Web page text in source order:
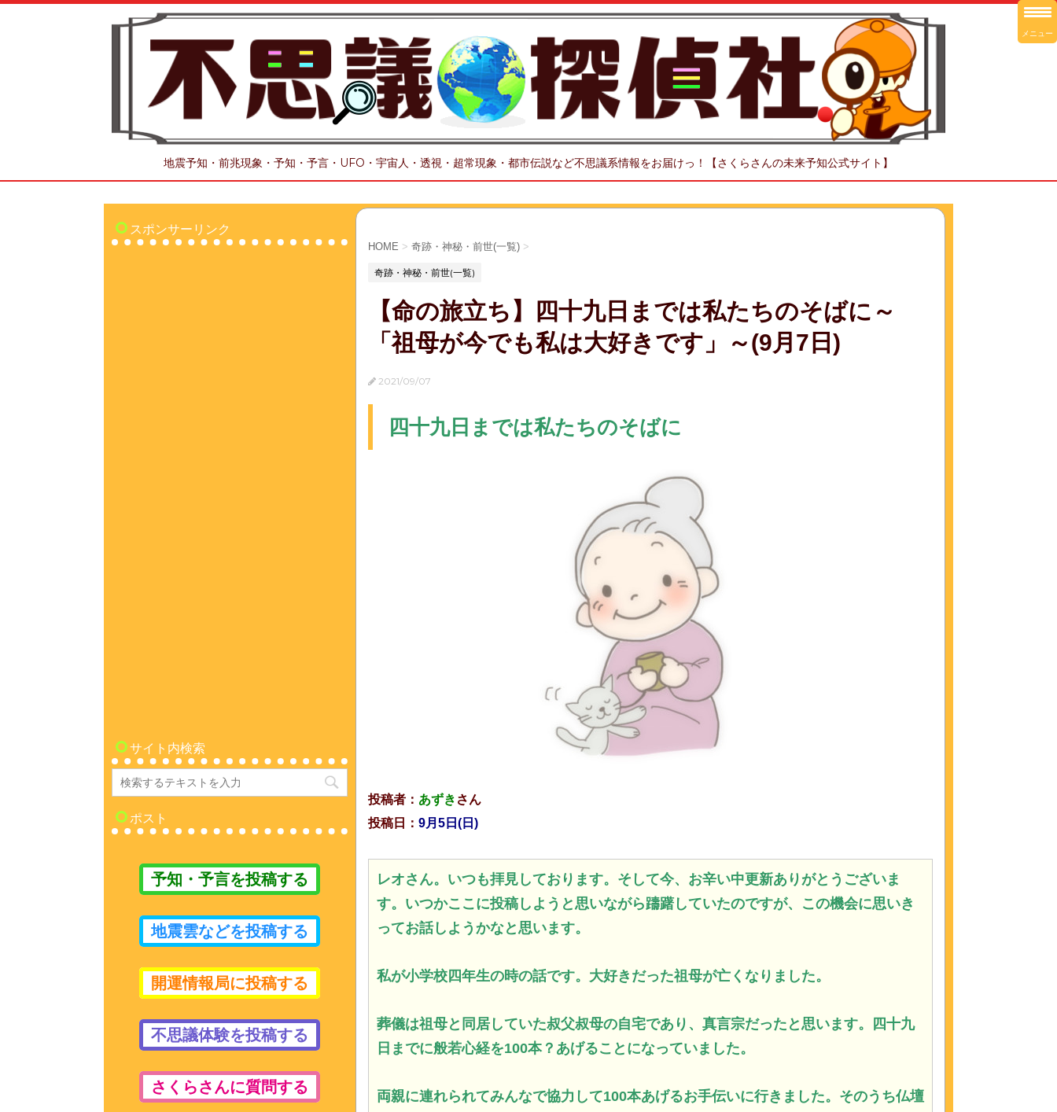
地震予知・前兆現象・予知・予言・UFO・宇宙人・透視・超常現象・都市伝説など不思議系情報をお届けっ！【さくらさんの未来予知公式サイト】
HOME > 奇跡・神秘・前世(一覧) >
奇跡・神秘・前世(一覧)
【命の旅立ち】四十九日までは私たちのそばに～
「祖母が今でも私は大好きです」～(9月7日)
2021/09/07
四十九日までは私たちのそばに
投稿者： あずき さん
投稿日： 9月5日(日)
レオさん。いつも拝見しております。そして今、 お辛い中更新ありがとうございま
す。いつかここに投稿しようと思いながら躊躇していたのですが、この機会に思いき
ってお話しようかなと思います。
私が小学校四年生の時の話です。大好きだった祖母が亡くなりました。
葬儀は祖母と同居していた叔父叔母の自宅であり、真言宗だったと思います。
四十九
日までに般若心経を100本？あげることになっていました。
両親に連れられてみんなで協力して100本あげるお手伝いに行きました。そのうち仏壇
スポンサーリンク
サイト内検索
ポスト
予知・予言を投稿する
地震雲などを投稿する
開運情報局に投稿する
不思議体験を投稿する
さくらさんに質問する
メニュー